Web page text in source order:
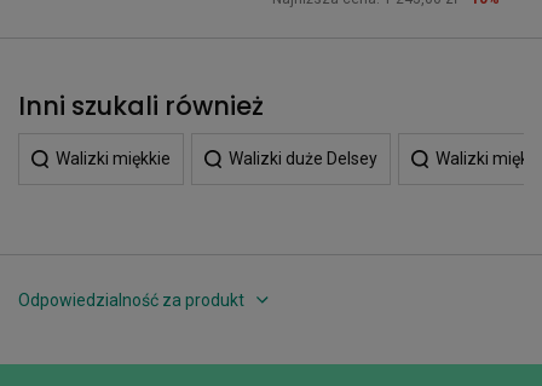
Inni szukali również
Walizki miękkie Walizki duże Delsey Walizki
Odpowiedzialność za produkt